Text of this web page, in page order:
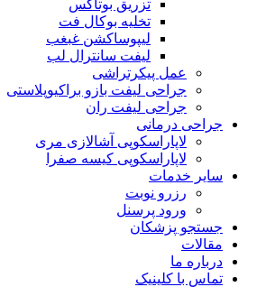
تزریق بوتاکس
تخلیه بوکال فت
لیپوساکشن غبغب
لیفت سانترال لب
عمل پیکرتراشی
جراحی لیفت بازو براکیوپلاستی
جراحی لیفت ران
جراحی درمانی
لاپاراسکوپی آشالازی مری
لاپاراسکوپی کیسه صفرا
سایر خدمات
رزرو نوبت
ورود پرسنل
جستجو پزشکان
مقالات
درباره ما
تماس با کلینیک